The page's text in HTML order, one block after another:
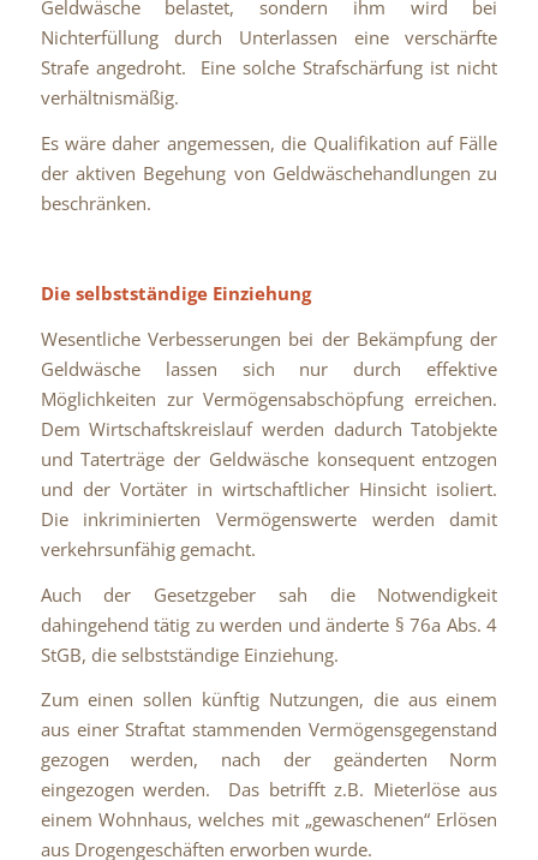
Geldwäsche belastet, sondern ihm wird bei
Nichterfüllung durch Unterlassen eine verschärfte
Strafe angedroht. Eine solche Strafschärfung ist nicht
verhältnismäßig.
Es wäre daher angemessen, die Qualifikation auf Fälle
der aktiven Begehung von Geldwäschehandlungen zu
beschränken.
Die selbstständige Einziehung
Wesentliche Verbesserungen bei der Bekämpfung der
Geldwäsche lassen sich nur durch effektive
Möglichkeiten zur Vermögensabschöpfung erreichen.
Dem Wirtschaftskreislauf werden dadurch Tatobjekte
und Taterträge der Geldwäsche konsequent entzogen
und der Vortäter in wirtschaftlicher Hinsicht isoliert.
Die inkriminierten Vermögenswerte werden damit
verkehrsunfähig gemacht.
Auch der Gesetzgeber sah die Notwendigkeit
dahingehend tätig zu werden und änderte § 76a Abs. 4
StGB, die selbstständige Einziehung.
Zum einen sollen künftig Nutzungen, die aus einem
aus einer Straftat stammenden Vermögensgegenstand
gezogen werden, nach der geänderten Norm
eingezogen werden. Das betrifft z.B. Mieterlöse aus
einem Wohnhaus, welches mit „gewaschenen“ Erlösen
aus Drogengeschäften erworben wurde.